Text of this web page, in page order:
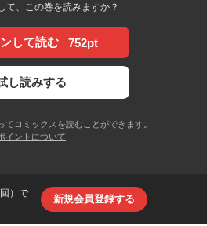
て、この巻を読みますか？
して読む 752pt
し読みする
てコミックスを読むことができます。
イントについて
）で
新規会員登録する